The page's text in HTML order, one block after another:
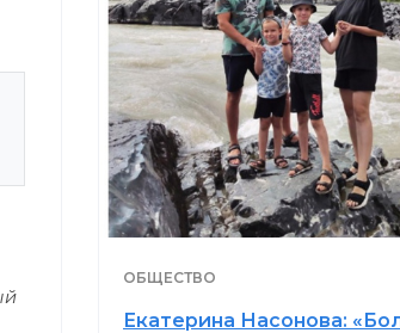
ОБЩЕСТВО
Екатерина Насонова: